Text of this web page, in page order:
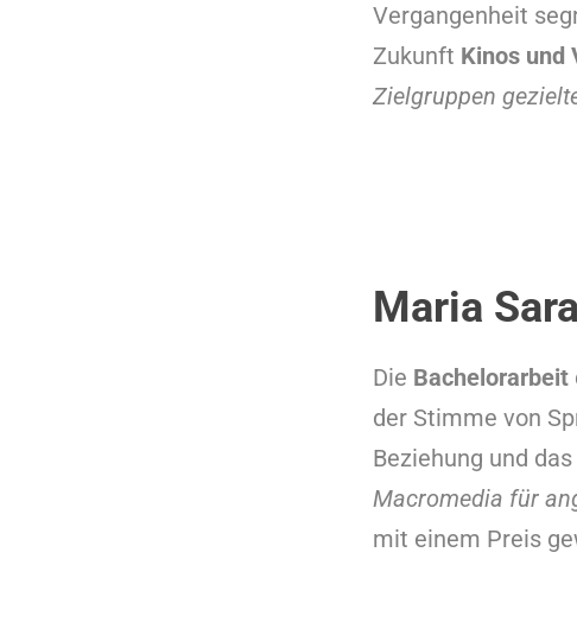
Vergangenheit
Zukunft Kinos und
Zielgruppen
Maria
Die Bachelorarbeit
der Stimme von
Beziehung und
Macromedia für
mit einem Preis